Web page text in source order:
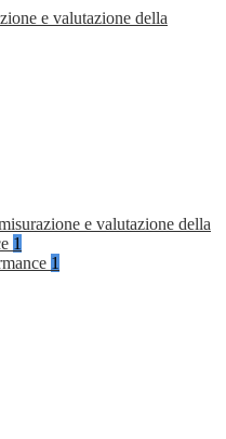
e valutazione della
e valutazione della
1
1